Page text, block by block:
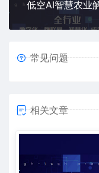
常见问题
相关文章